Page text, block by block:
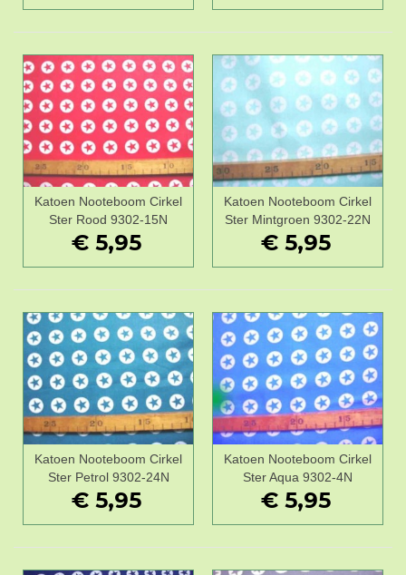
Katoen Nooteboom Cirkel
Ster Rood 9302-15N
€ 5,95
Katoen Nooteboom Cirkel
Ster Mintgroen 9302-22N
€ 5,95
Katoen Nooteboom Cirkel
Ster Petrol 9302-24N
€ 5,95
Katoen Nooteboom Cirkel
Ster Aqua 9302-4N
€ 5,95